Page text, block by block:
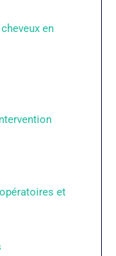
en
et